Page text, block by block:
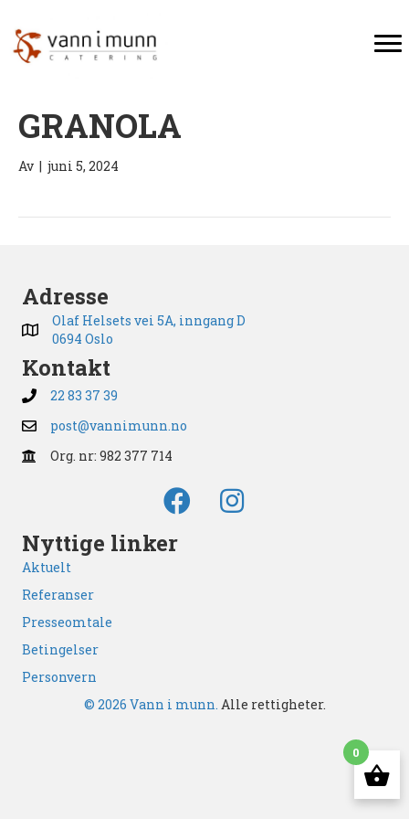
GRANOLA
Av | juni 5, 2024
Adresse
Olaf Helsets vei 5A, inngang D
0694 Oslo
Kontakt
22 83 37 39
post@vannimunn.no
Org. nr: 982 377 714
Nyttige linker
Aktuelt
Referanser
Presseomtale
Betingelser
Personvern
© 2026 Vann i munn. Alle rettigheter.
0